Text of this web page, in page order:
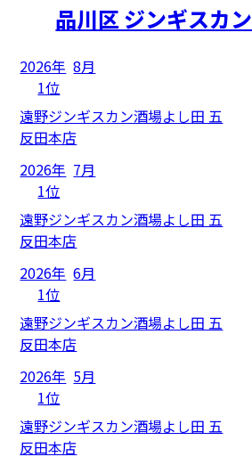
品川区 ジンギスカン
2026年 8月
1位
遠野ジンギスカン酒場よし田 五
反田本店
2026年 7月
1位
遠野ジンギスカン酒場よし田 五
反田本店
2026年 6月
1位
遠野ジンギスカン酒場よし田 五
反田本店
2026年 5月
1位
遠野ジンギスカン酒場よし田 五
反田本店